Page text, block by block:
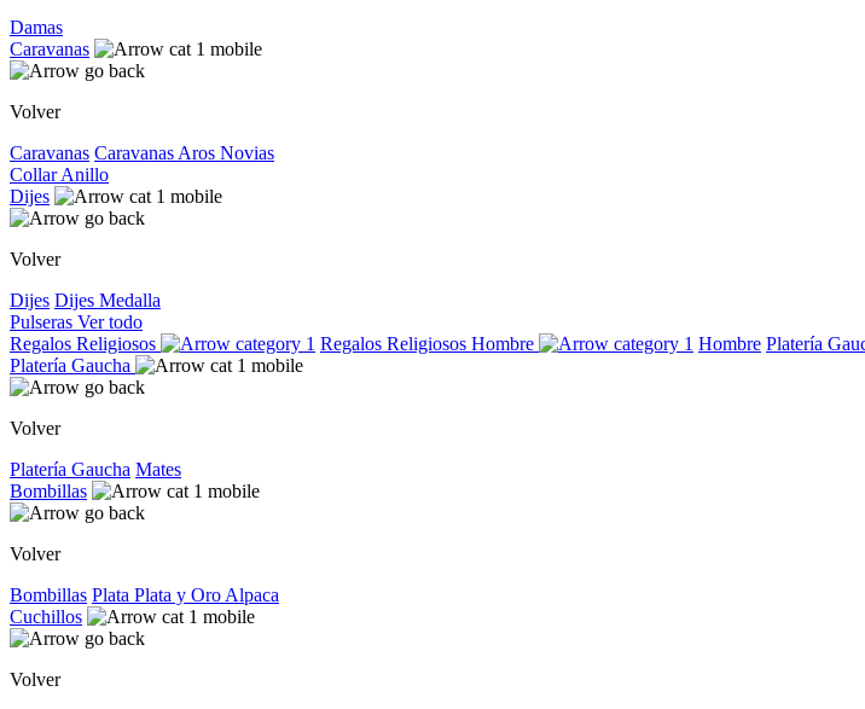
Damas
Caravanas
Volver
Caravanas Caravanas Aros Novias
CollarAnillo
Dijes
Volver
Dijes Dijes Medalla
Pulseras Ver todo
Regalos Religiosos
Regalos Religiosos Hombre Hombre Platería
Platería Gaucha
Volver
Platería Gaucha Mates
Bombillas
Volver
Bombillas Plata Plata y Oro Alpaca
Cuchillos
Volver